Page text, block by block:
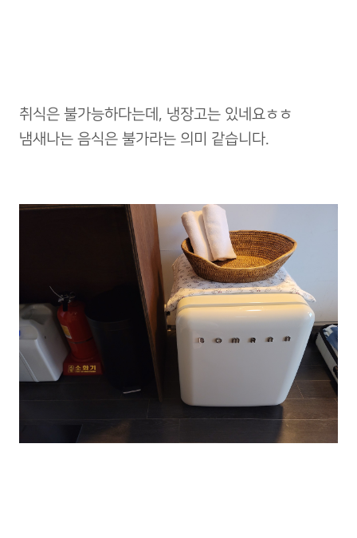
취식은 불가능하다는데, 냉장고는 있네요ㅎㅎ
냄새나는 음식은 불가라는 의미 같습니다.